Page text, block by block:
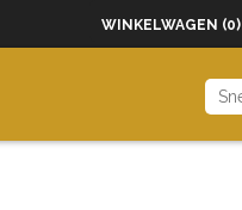
WINKELWAGEN (0)